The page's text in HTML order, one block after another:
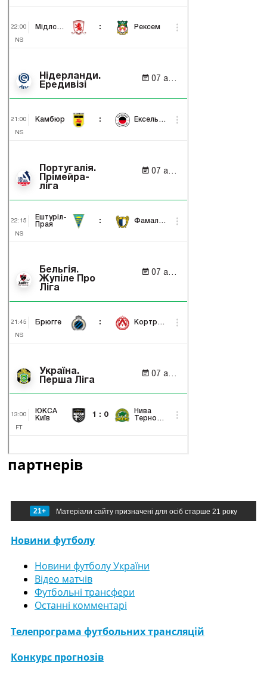
партнерів
21+ Матеріали сайту призначені для осіб старше 21 року
Новини футболу
Новини футболу України
Відео матчів
Футбольні трансфери
Останні комментарі
Телепрограма футбольних трансляцій
Конкурс прогнозів